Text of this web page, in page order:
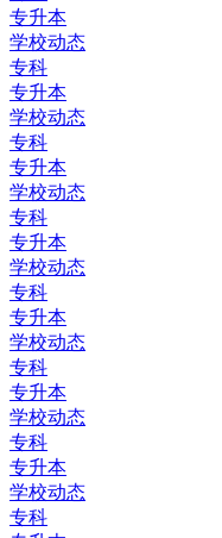
专升本
学校动态
专科
专升本
学校动态
专科
专升本
学校动态
专科
专升本
学校动态
专科
专升本
学校动态
专科
专升本
学校动态
专科
专升本
学校动态
专科